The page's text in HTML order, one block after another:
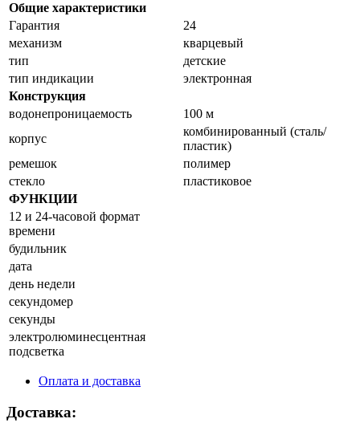
Общие характеристики
Гарантия
24
механизм
кварцевый
тип
детские
тип индикации
электронная
Конструкция
водонепроницаемость
100 м
корпус
комбинированный (сталь/
пластик)
ремешок
полимер
стекло
пластиковое
ФУНКЦИИ
12 и 24-часовой формат
времени
будильник
дата
день недели
секундомер
секунды
электролюминесцентная
подсветка
Оплата и доставка
Доставка: